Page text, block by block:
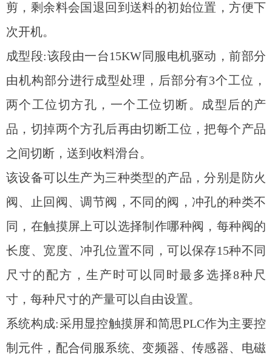
剪，剩余料会国退回到送料的初始位置，方便下
次开机。
成型段:该段由一台15KW同服电机驱动，前部分
由机构部分进行成型处理，后部分有3个工位，
两个工位切方孔，一个工位切断。成型后的产
品，切掉两个方孔后再由切断工位，把每个产品
之间切断，送到收料滑台。
该设备可以生产为三种类型的产品，分别是防火
阀、止回阀、调节阀，不同的阀，冲孔的种类不
同，在触摸屏上可以选择制作哪种阀，每种阀的
长度、宽度、冲孔位置不同，可以保存15种不同
尺寸的配方，生产时可以同时最多选择8种尺
寸，每种尺寸的产量可以自由设置。
系统构成:采用显控触摸屏和简思PLC作为主要控
制元件，配合伺服系统、变频器、传感器、电磁